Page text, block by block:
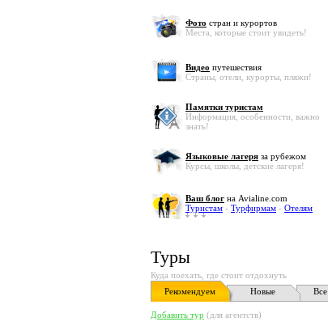
Фото стран и курортов
Места, которые стоит увидеть!
Видео путешествия
Страны, отели, курорты, пляжи!
Памятки туристам
Информация, особенности, важно
знать!
Языковые лагеря за рубежом
Курсы, школы, детские лагеря!
Ваш блог на Avialine.com
Туристам - Турфирмам - Отелям
Туры
Куда поехать, где стоит отдохнуть
Рекомендуем
Новые Все
Добавить тур (для агентств)